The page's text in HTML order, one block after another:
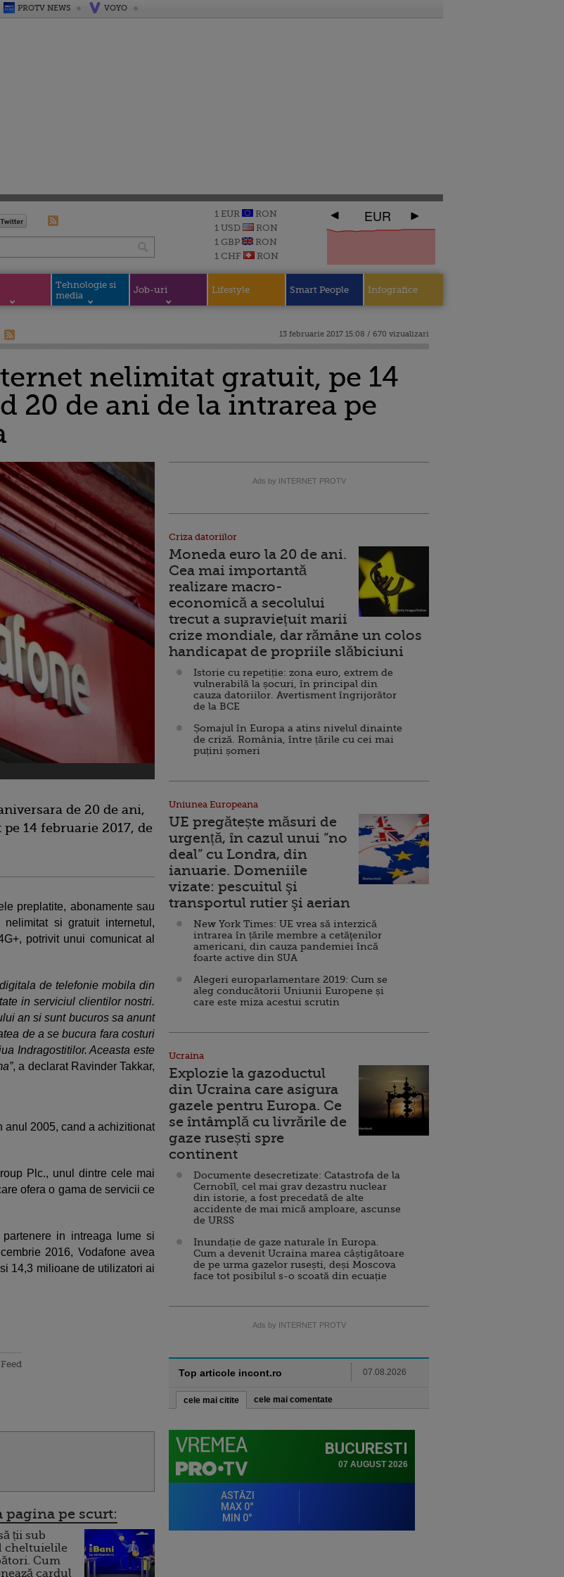
PROTV NEWS VOYO
1 EUR
RON
1 USD
RON
1 GBP
RON
1 CHF
RON
EUR
Tehnologie si
media
Job-uri Lifestyle Smart People Infografice
13 februarie 2017 15:08 / 670 vizualizari
nelimitat gratuit, pe 14
20 de ani de la intrarea pe
de 20 de ani,
14 februarie 2017, de
preplatite, abonamente sau
si gratuit internetul,
potrivit unui comunicat al
de telefonie mobila din
in serviciul clientilor nostri.
an si sunt bucuros sa anunt
de a se bucura fara costuri
Indragostitilor. Aceasta este
, a declarat Ravinder Takkar,
anul 2005, cand a achizitionat
Plc., unul dintre cele mai
ofera o gama de servicii ce
in intreaga lume si
2016, Vodafone avea
14,3 milioane de utilizatori ai
pagina pe scurt:
ții sub
cheltuielile
Cum
cardul
Ads by INTERNET PROTV
Criza datoriilor
Moneda euro la 20 de ani.
Cea mai importantă
realizare macro-
economică a secolului
trecut a supraviețuit marii
crize mondiale, dar rămâne un colos
handicapat de propriile slăbiciuni
Istorie cu repetiție: zona euro, extrem de
vulnerabilă la șocuri, în principal din
cauza datoriilor. Avertisment îngrijorător
de la BCE
Șomajul în Europa a atins nivelul dinainte
de criză. România, între țările cu cei mai
puțini șomeri
Uniunea Europeana
UE pregătește măsuri de
urgență, în cazul unui ”no
deal” cu Londra, din
ianuarie. Domeniile
vizate: pescuitul şi
transportul rutier şi aerian
New York Times: UE vrea să interzică
intrarea în țările membre a cetăţenilor
americani, din cauza pandemiei încă
foarte active din SUA
Alegeri europarlamentare 2019: Cum se
aleg conducătorii Uniunii Europene și
care este miza acestui scrutin
Ucraina
Explozie la gazoductul
din Ucraina care asigura
gazele pentru Europa. Ce
se întâmplă cu livrările de
gaze rusești spre
continent
Documente desecretizate: Catastrofa de la
Cernobîl, cel mai grav dezastru nuclear
din istorie, a fost precedată de alte
accidente de mai mică amploare, ascunse
de URSS
Inundație de gaze naturale în Europa.
Cum a devenit Ucraina marea câștigătoare
de pe urma gazelor rusești, deși Moscova
face tot posibilul s-o scoată din ecuație
Ads by INTERNET PROTV
Top articole incont.ro 07.08.2026
cele mai citite cele mai comentate